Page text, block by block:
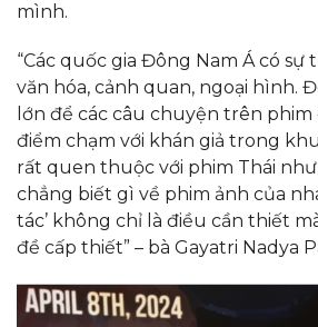
mình.
“Các quốc gia Đông Nam Á có
văn hóa, cảnh quan, ngoại hình.
lớn để các câu chuyện trên
điểm chạm với khán giả trong
rất quen thuộc với phim Thái
chẳng biết gì về phim ảnh của
tác’ không chỉ là điều cần thiết
đề cấp thiết” – bà Gayatri Nadya